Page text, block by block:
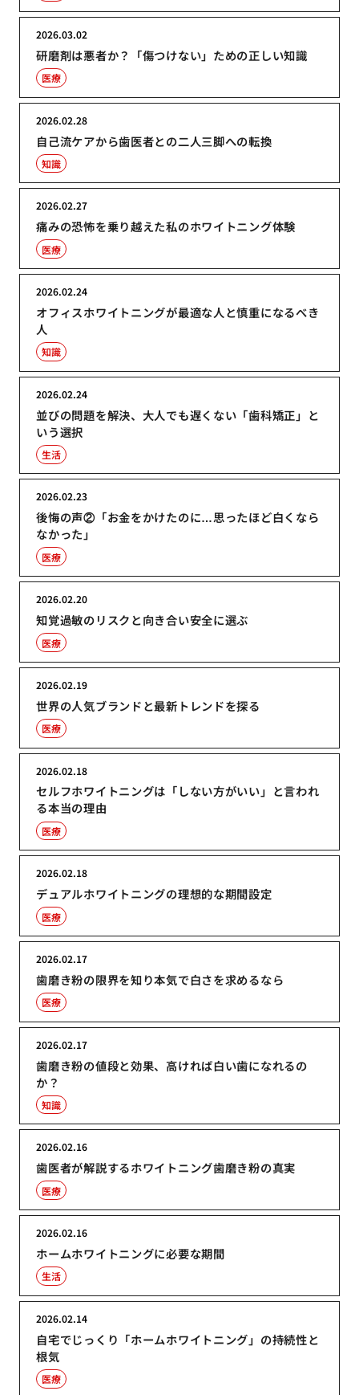
研磨剤は悪者か？「傷つけない」ための正しい知識
2026.03.02
医療
自己流ケアから歯医者との二人三脚への転換
2026.02.28
知識
痛みの恐怖を乗り越えた私のホワイトニング体験
2026.02.27
医療
オフィスホワイトニングが最適な人と慎重になるべき
人
2026.02.24
知識
並びの問題を解決、大人でも遅くない「歯科矯正」と
いう選択
2026.02.24
生活
後悔の声②「お金をかけたのに…思ったほど白くなら
なかった」
2026.02.23
医療
知覚過敏のリスクと向き合い安全に選ぶ
2026.02.20
医療
世界の人気ブランドと最新トレンドを探る
2026.02.19
医療
セルフホワイトニングは「しない方がいい」と言われ
る本当の理由
2026.02.18
医療
デュアルホワイトニングの理想的な期間設定
2026.02.18
医療
歯磨き粉の限界を知り本気で白さを求めるなら
2026.02.17
医療
歯磨き粉の値段と効果、高ければ白い歯になれるの
か？
2026.02.17
知識
歯医者が解説するホワイトニング歯磨き粉の真実
2026.02.16
医療
ホームホワイトニングに必要な期間
2026.02.16
生活
自宅でじっくり「ホームホワイトニング」の持続性と
根気
2026.02.14
医療